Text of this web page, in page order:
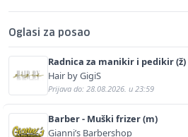
Oglasi za posao
Radnica za manikir i pedikir (ž)
Hair by GigiS
Prijava do: 28.08.2026. u 23:59
Barber - Muški frizer (m)
Gianni’s Barbershop